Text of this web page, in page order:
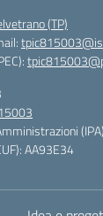
(TP)
AA93E34